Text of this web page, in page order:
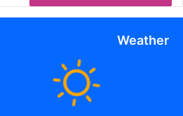
Weather